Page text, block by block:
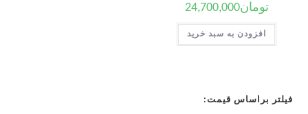
تومان24,700,000
افزودن به سبد خرید
فیلتر براساس قیمت: